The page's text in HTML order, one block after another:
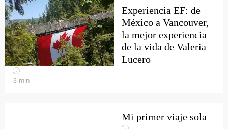
Experiencia EF: de
México a Vancouver,
la mejor experiencia
de la vida de Valeria
Lucero
3 min
Mi primer viaje sola